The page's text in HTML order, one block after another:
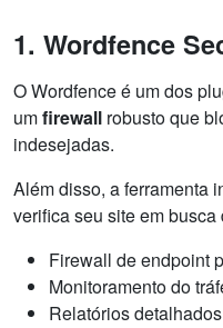
1. Wordfence
O Wordfence é um dos
umfirewall robusto que
indesejadas.
Além disso, a ferramenta
verifica seu site em
Firewall de endpoint
Monitoramento do
Relatórios